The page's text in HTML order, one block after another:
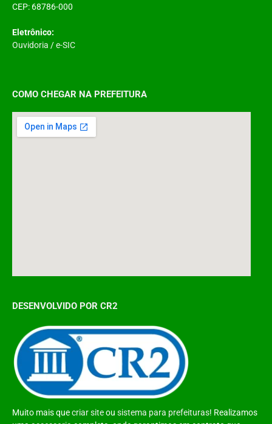
CEP: 68786-000
Eletrônico:
Ouvidoria /e-SIC
COMO CHEGAR NA PREFEITURA
DESENVOLVIDO POR CR2
Muito mais quecriar siteou sistema para prefeituras! Realizamos